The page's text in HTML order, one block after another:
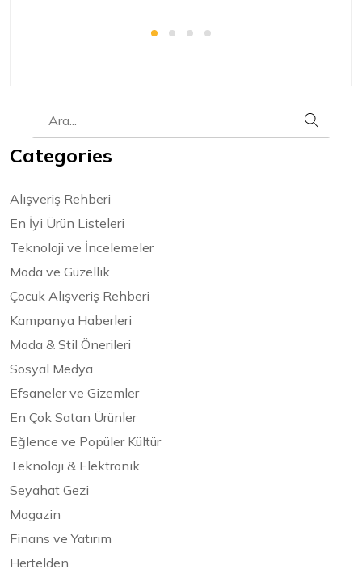
Categories
Alışveriş Rehberi
En İyi Ürün Listeleri
Teknoloji ve İncelemeler
Moda ve Güzellik
Çocuk Alışveriş Rehberi
Kampanya Haberleri
Moda & Stil Önerileri
Sosyal Medya
Efsaneler ve Gizemler
En Çok Satan Ürünler
Eğlence ve Popüler Kültür
Teknoloji & Elektronik
Seyahat Gezi
Magazin
Finans ve Yatırım
Hertelden